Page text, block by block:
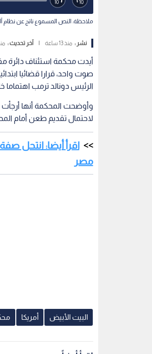
ملاحظة: النص المسموع ناتج عن نظام
نشر : منذ 13 ساعة آخر تحديث : منذ
أيدت محكمة استئناف دائرة
صوت واحد، قرارا قضائيا
الرئيس دونالد ترمب اهتماما
وأوضحت المحكمة أنها أرجأت
لاحتمال تقديم طعن أمام
اقرأ أيضا: انتحل
مصر
البيت الأبيض أمريكا